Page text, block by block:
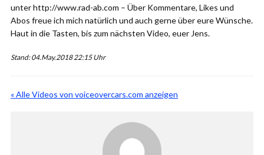
unter http://www.rad-ab.com – Über Kommentare, Likes und
Abos freue ich mich natürlich und auch gerne über eure Wünsche.
Haut in die Tasten, bis zum nächsten Video, euer Jens.
Stand: 04.May.2018 22:15 Uhr
« Alle Videos von voiceovercars.com anzeigen